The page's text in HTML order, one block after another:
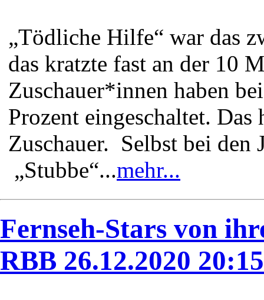
„Tödliche Hilfe“ war das
das kratzte fast an der 10
Zuschauer*innen haben
Prozent eingeschaltet.
Zuschauer. Selbst bei den
„Stubbe“...mehr...
Fernseh-Stars von
RBB 26.12.2020